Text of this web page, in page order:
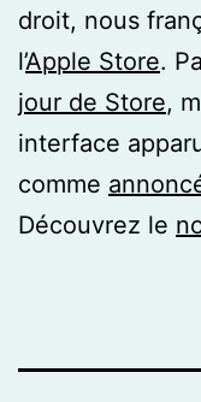
droit, nous
l’Apple Store.
jour de Store,
interface
comme
Découvrez le